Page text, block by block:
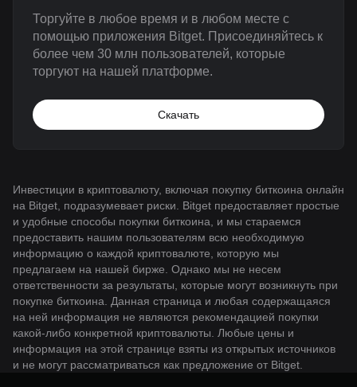
Торгуйте в любое время и в любом месте с
помощью приложения Bitget. Присоединяйтесь к
более чем 30 млн пользователей, которые
торгуют на нашей платформе.
Скачать
Инвестиции в криптовалюту, включая покупку биткоина онлайн
на Bitget, подразумевает риски. Bitget предоставляет простые
и удобные способы покупки биткоина, и мы стараемся
предоставить нашим пользователям всю необходимую
информацию о каждой криптовалюте, которую мы
предлагаем на нашей бирже. Однако мы не несем
ответственности за результаты, которые могут возникнуть при
покупке биткоина. Данная страница и любая содержащаяся
на ней информация не являются рекомендацией покупки
какой-либо конкретной криптовалюты. Любые цены и
информация на этой странице взяты из открытых источников
и не могут рассматриваться как предложение от Bitget.